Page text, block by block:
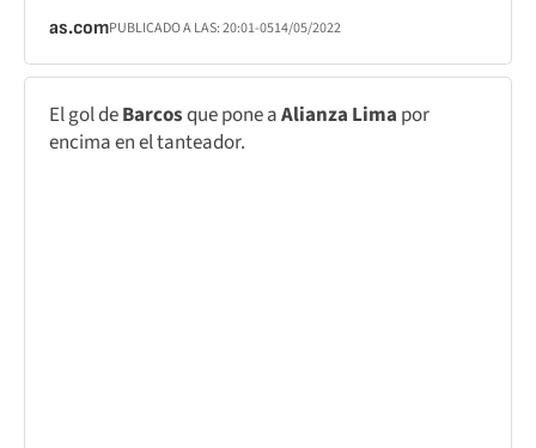
as.comPUBLICADO A LAS:20:01-0514/05/2022
El gol deBarcosque pone aAlianza Lima por
encima en el tanteador.